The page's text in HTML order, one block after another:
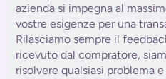
azienda si impegna al
vostre esigenze per una
Rilasciamo sempre il
ricevuto dal compratore,
risolvere qualsiasi problema